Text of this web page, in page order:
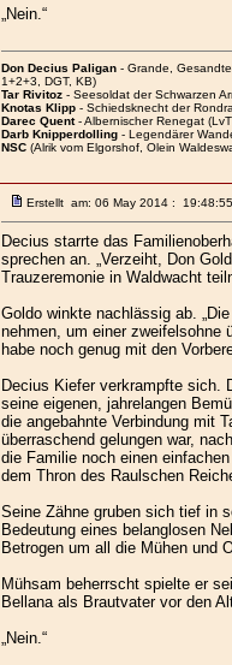
„Nein.“
Don Decius Paligan- Grande,
1+2+3, DGT, KB)
Tar Rivitoz- Seesoldat der Schwarzen
Knotas Klipp- Schiedsknecht der
Darec Quent- Albernischer Renegat
Darb Knipperdolling- Legendärer
NSC(Alrik vom Elgorshof, Olein
Erstellt am: 06 May 2014 :
Decius starrte das
sprechen an. „Verzeiht, Don
Trauzeremonie in Waldwacht
Goldo winkte nachlässig ab.
nehmen, um einer zweifelsohne
habe noch genug mit den
Decius Kiefer verkrampfte sich.
seine eigenen, jahrelangen
die angebahnte Verbindung mit
überraschend gelungen war,
die Familie noch einen
dem Thron des Raulschen
Seine Zähne gruben sich tief in
Bedeutung eines belanglosen
Betrogen um all die Mühen und
Mühsam beherrscht spielte er
Bellana als Brautvater vor den
„Nein.“